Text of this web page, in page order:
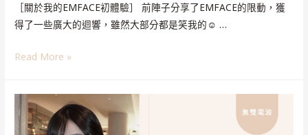
［關於我的EMFACE初體驗］ 前陣子分享了EMFACE的限動，獲
得了一些廣大的迴響，雖然大部分都是笑我的☺️ …
Read More »